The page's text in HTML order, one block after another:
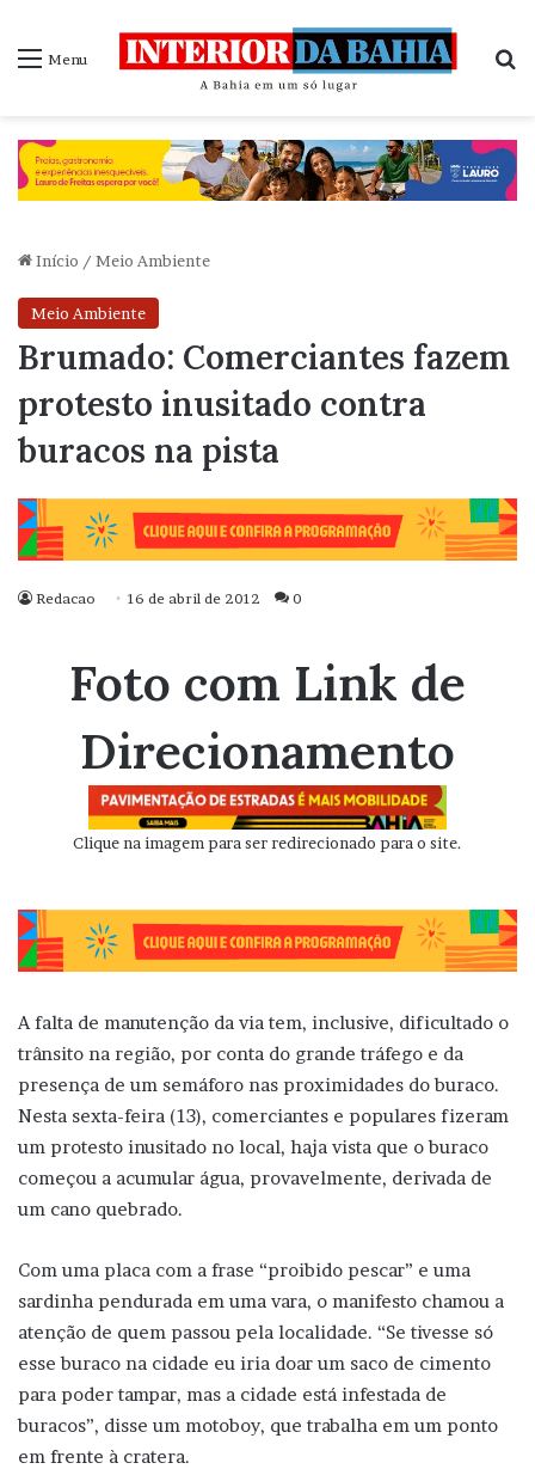
Menu
Início / Meio Ambiente
Meio Ambiente
Brumado: Comerciantes fazem
protesto inusitado contra
buracos na pista
Redacao 16 de abril de 2012 0
Foto com Link de
Direcionamento
Clique na imagem para ser redirecionado para o site.
A falta de manutenção da via tem, inclusive, dificultado o
trânsito na região, por conta do grande tráfego e da
presença de um semáforo nas proximidades do buraco.
Nesta sexta-feira (13), comerciantes e populares fizeram
um protesto inusitado no local, haja vista que o buraco
começou a acumular água, provavelmente, derivada de
um cano quebrado.
Com uma placa com a frase “proibido pescar” e uma
sardinha pendurada em uma vara, o manifesto chamou a
atenção de quem passou pela localidade. “Se tivesse só
esse buraco na cidade eu iria doar um saco de cimento
para poder tampar, mas a cidade está infestada de
buracos”, disse um motoboy, que trabalha em um ponto
em frente à cratera.